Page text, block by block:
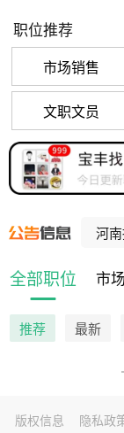
职位推荐
市场销售
文职文员
宝
全部职位 市
推荐 最新
版权信息 隐私政